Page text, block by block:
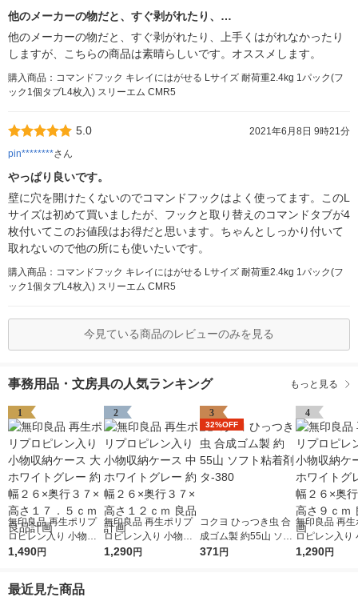
他のメーカーの物だと、すぐ剥がれたり、…
他のメーカーの物だと、すぐ剥がれたり、上手くはがれなかったり
しますが、こちらの商品は素晴らしいです。オススメします。
購入商品：コマンドフック キレイにはがせる Lサイズ 耐荷重2.4kg 1パック(フ
ック1個タブL4枚入) スリーエム CMR5
5.0
2021年6月8日 9時21分
pin********さん
やっぱり良いです。
壁に穴を開けたくないのでコマンドフックはよく使ってます。このL
サイズは初めて買いましたが、フックと取り替えのコマンドタブが4
枚付いてこのお値段はお得だと思います。ちゃんとしっかり付いて
取れないので他の所にも使いたいです。
購入商品：コマンドフック キレイにはがせる Lサイズ 耐荷重2.4kg 1パック(フ
ック1個タブL4枚入) スリーエム CMR5
今見ている商品のレビューのみを見る
事務用品・文房具の人気ランキング もっと見る
1
無印良品 再生ポリプ
ロピレン入り 小物収
納ケース 大 ホワイト
ｍ 良品計画
1,490円
2
無印良品 再生ポリプ
ロピレン入り 小物収
納ケース 中 ホワイト
1,290円
3
32%OFF
コクヨ ひっつき虫 合
成ゴム製 約55山 ソフ
ト粘着剤 タ-380
371円
4
無印良品 再生
ロピレン入り
納ケース 小
1,290円
最近見た商品